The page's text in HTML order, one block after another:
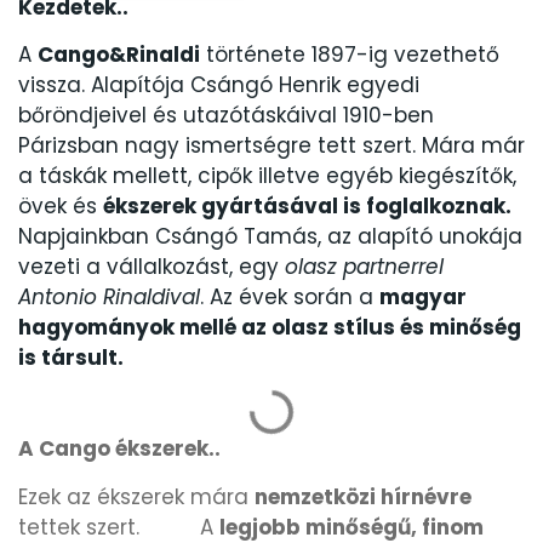
Kezdetek..
A Cango&Rinaldi története 1897-ig vezethető
vissza. Alapítója Csángó Henrik egyedi
bőröndjeivel és utazótáskáival 1910-ben
Párizsban nagy ismertségre tett szert. Mára már
a táskák mellett, cipők illetve egyéb kiegészítők,
övek és ékszerek gyártásával is foglalkoznak.
Napjainkban Csángó Tamás, az alapító unokája
vezeti a vállalkozást, egy olasz partnerrel
Antonio Rinaldival. Az évek során a magyar
hagyományok mellé az olasz stílus és minőség
is társult.
A Cango ékszerek..
Ezek az ékszerek mára nemzetközi hírnévre
tettek szert. A legjobb minőségű, finom
KANDALLÓÓRÁK
KENNETH COLE
LORUS 237
LOTUS STYLE
MÁRKÁS KARÓRA SZÍJAK 12
MORGAN
OKOSÓRA SZÍJAK